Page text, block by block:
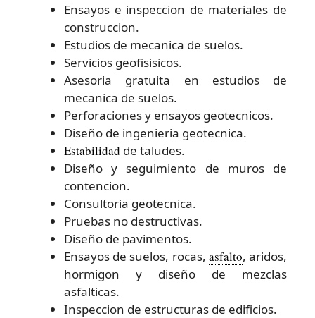
Ensayos e inspeccion de materiales de
construccion.
Estudios de mecanica de suelos.
Servicios geofisisicos.
Asesoria gratuita en estudios de
mecanica de suelos.
Perforaciones y ensayos geotecnicos.
Diseño de ingenieria geotecnica.
Estabilidad de taludes.
Diseño y seguimiento de muros de
contencion.
Consultoria geotecnica.
Pruebas no destructivas.
Diseño de pavimentos.
Ensayos de suelos, rocas, asfalto, aridos,
hormigon y diseño de mezclas
asfalticas.
Inspeccion de estructuras de edificios.